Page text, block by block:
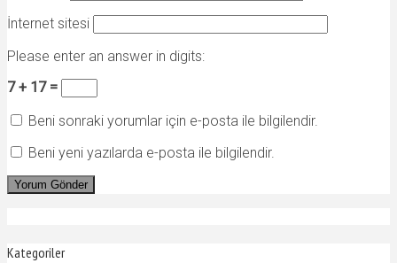
İnternet sitesi
Please enter an answer in digits:
7 + 17 =
Beni sonraki yorumlar için e-posta ile bilgilendir.
Beni yeni yazılarda e-posta ile bilgilendir.
Kategoriler